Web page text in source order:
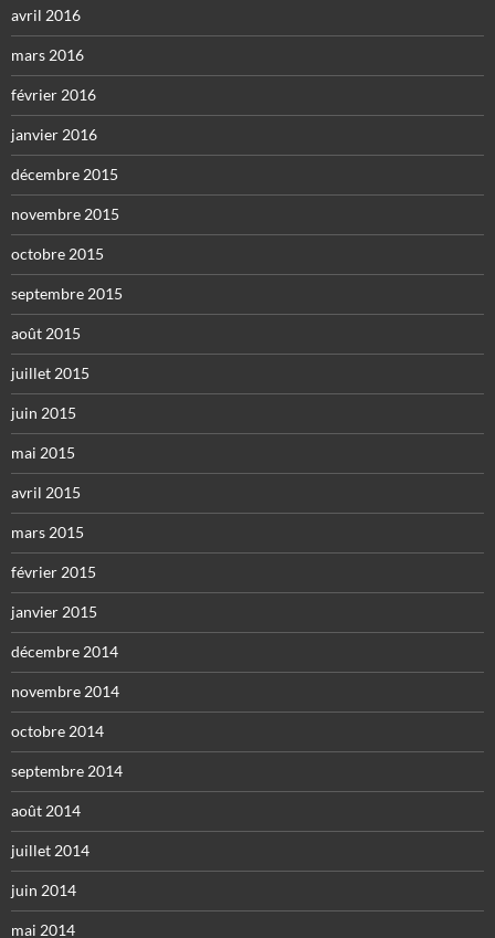
avril 2016
mars 2016
février 2016
janvier 2016
décembre 2015
novembre 2015
octobre 2015
septembre 2015
août 2015
juillet 2015
juin 2015
mai 2015
avril 2015
mars 2015
février 2015
janvier 2015
décembre 2014
novembre 2014
octobre 2014
septembre 2014
août 2014
juillet 2014
juin 2014
mai 2014